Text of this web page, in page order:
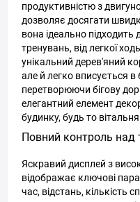
продуктивністю з
дозволяє досягати
вона ідеально підходить
тренувань, від легкої
унікальний дерев'яний
але й легко вписується в
перетворюючи бігову
елегантний елемент
будинку, будь то
Повний контроль над
Яскравий дисплей з
відображає ключові
час, відстань, кількість